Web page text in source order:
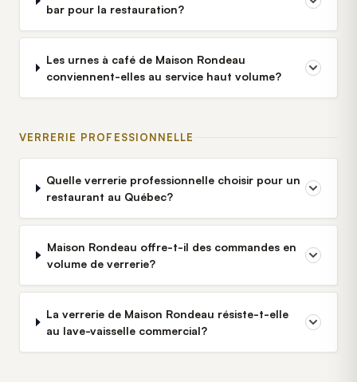
bar pour la restauration?
Les urnes à café de Maison Rondeau
conviennent-elles au service haut volume?
VERRERIE PROFESSIONNELLE
Quelle verrerie professionnelle choisir pour un
restaurant au Québec?
Maison Rondeau offre-t-il des commandes en
volume de verrerie?
La verrerie de Maison Rondeau résiste-t-elle
au lave-vaisselle commercial?